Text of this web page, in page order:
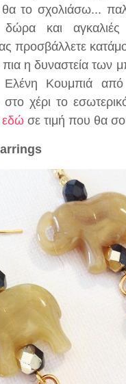
το σχολιάσω...
δώρα και
προσβάλλετε
η δυναστεία των
Ελένη Κουμπιά
στο χέρι το
εδώ σε τιμή που θα